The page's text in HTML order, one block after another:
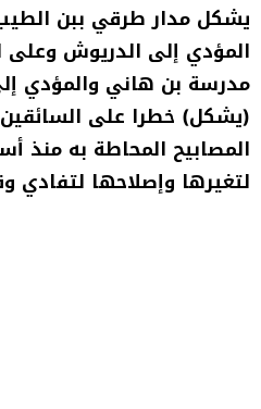
يشكل مدار طرقي ببن
المؤدي إلى الدريوش وعلى
مدرسة بن هاني والمؤدي
(يشكل) خطرا على
المصابيح المحاطة به منذ
لتغيرها وإصلاحها لتفادي